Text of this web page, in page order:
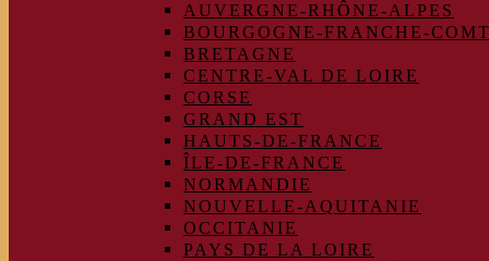
AUVERGNE-RHÔNE-ALPES
BOURGOGNE-FRANCHE-
BRETAGNE
CENTRE-VAL DE LOIRE
CORSE
GRAND EST
HAUTS-DE-FRANCE
ÎLE-DE-FRANCE
NORMANDIE
NOUVELLE-AQUITANIE
OCCITANIE
PAYS DE LA LOIRE